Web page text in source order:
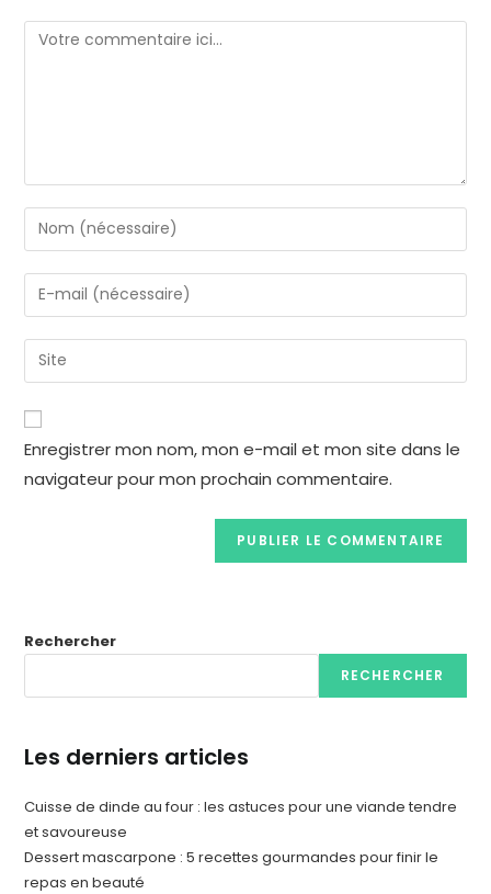
Enregistrer mon nom, mon e-mail et mon site dans le
navigateur pour mon prochain commentaire.
Rechercher
RECHERCHER
Les derniers articles
Cuisse de dinde au four : les astuces pour une viande tendre
et savoureuse
Dessert mascarpone : 5 recettes gourmandes pour finir le
repas en beauté